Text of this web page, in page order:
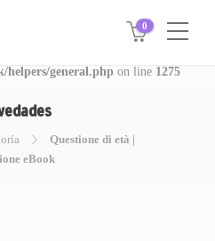
foreach() in
helpers/general.php on line 1275
0
Questione di età |
eBook